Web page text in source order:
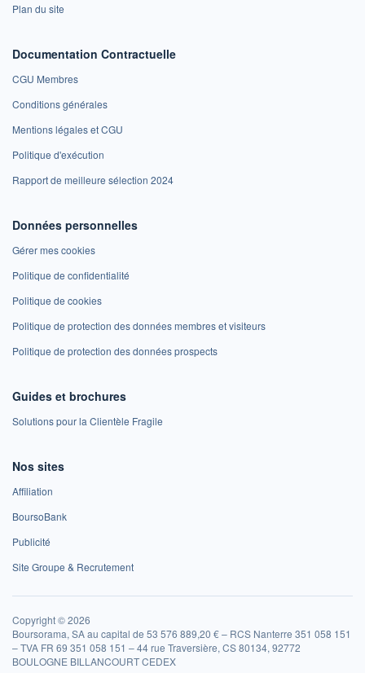
Plan du site
Documentation Contractuelle
CGU Membres
Conditions générales
Mentions légales et CGU
Politique d'exécution
Rapport de meilleure sélection 2024
Données personnelles
Gérer mes cookies
Politique de confidentialité
Politique de cookies
Politique de protection des données membres et visiteurs
Politique de protection des données prospects
Guides et brochures
Solutions pour la Clientèle Fragile
Nos sites
Affiliation
BoursoBank
Publicité
Site Groupe & Recrutement
Copyright © 2026
Boursorama, SA au capital de 53 576 889,20 € – RCS Nanterre 351 058 151
– TVA FR 69 351 058 151 – 44 rue Traversière, CS 80134, 92772
BOULOGNE BILLANCOURT CEDEX